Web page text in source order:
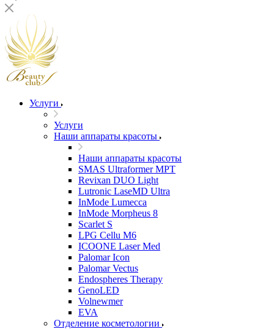
Услуги
Услуги
Наши аппараты красоты
Наши аппараты красоты
SMAS Ultraformer MPT
Revixan DUO Light
Lutronic LaseMD Ultra
InMode Lumecca
InMode Morpheus 8
Scarlet S
LPG Cellu M6
ICOONE Laser Med
Palomar Icon
Palomar Vectus
Endospheres Therapy
GenoLED
Volnewmer
EVA
Отделение косметологии